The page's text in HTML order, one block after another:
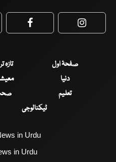
Facebook
صفحۂ اول تازہ
دنیا
تعلیم
ٹیکنالوجی
in Urdu
in Urdu